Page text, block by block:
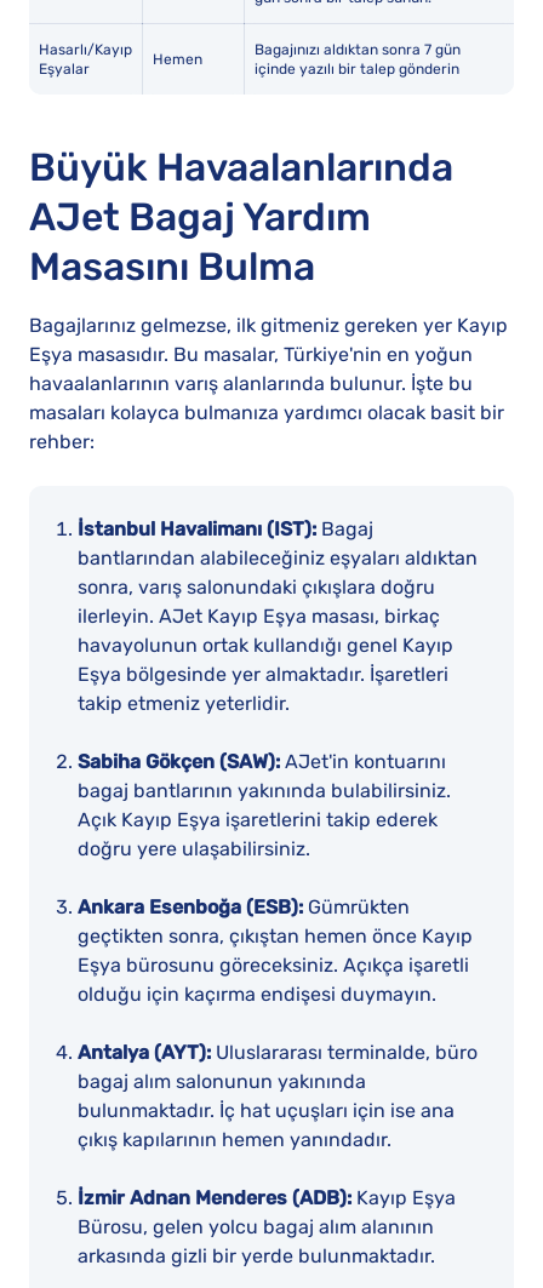
Hasarlı/Kayıp
Eşyalar
Hemen
Bagajınızı aldıktan sonra 7 gün
içinde yazılı bir talep gönderin
Büyük Havaalanlarında
AJet Bagaj Yardım
Masasını Bulma
Bagajlarınız gelmezse, ilk gitmeniz gereken yer Kayıp
Eşya masasıdır. Bu masalar, Türkiye'nin en yoğun
havaalanlarının varış alanlarında bulunur. İşte bu
masaları kolayca bulmanıza yardımcı olacak basit bir
rehber:
İstanbul Havalimanı (IST): Bagaj
bantlarından alabileceğiniz eşyaları aldıktan
sonra, varış salonundaki çıkışlara doğru
ilerleyin. AJet Kayıp Eşya masası, birkaç
havayolunun ortak kullandığı genel Kayıp
Eşya bölgesinde yer almaktadır. İşaretleri
takip etmeniz yeterlidir.
Sabiha Gökçen (SAW): AJet'in kontuarını
bagaj bantlarının yakınında bulabilirsiniz.
Açık Kayıp Eşya işaretlerini takip ederek
doğru yere ulaşabilirsiniz.
Ankara Esenboğa (ESB): Gümrükten
geçtikten sonra, çıkıştan hemen önce Kayıp
Eşya bürosunu göreceksiniz. Açıkça işaretli
olduğu için kaçırma endişesi duymayın.
Antalya (AYT): Uluslararası terminalde, büro
bagaj alım salonunun yakınında
bulunmaktadır. İç hat uçuşları için ise ana
çıkış kapılarının hemen yanındadır.
İzmir Adnan Menderes (ADB): Kayıp Eşya
Bürosu, gelen yolcu bagaj alım alanının
arkasında gizli bir yerde bulunmaktadır.